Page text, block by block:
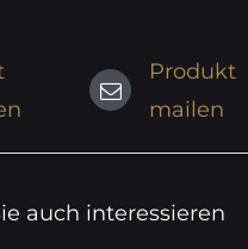
Produkt
mailen
auch interessieren